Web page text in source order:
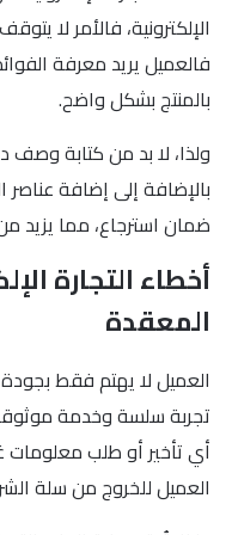
الإلكترونية، فالأمر لا
فالعميل يريد معرفة
بالمنتج بشكل واضح.
ولذا، لا بد من كتابة
بالإضافة إلى إضافة عناصر
ضمان استرجاع، مما يزيد
أخطاء التجارة
المعقدة
العميل لا يهتم فقط
تجربة سلسة وخدمة
أي تأخير أو طلب
العميل للخروج من سلة